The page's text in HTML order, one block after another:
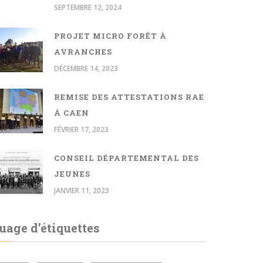
SEPTEMBRE 12, 2024
PROJET MICRO FORÊT À
AVRANCHES
DÉCEMBRE 14, 2023
REMISE DES ATTESTATIONS RAE
À CAEN
FÉVRIER 17, 2023
CONSEIL DÉPARTEMENTAL DES
JEUNES
JANVIER 11, 2023
d’étiquettes